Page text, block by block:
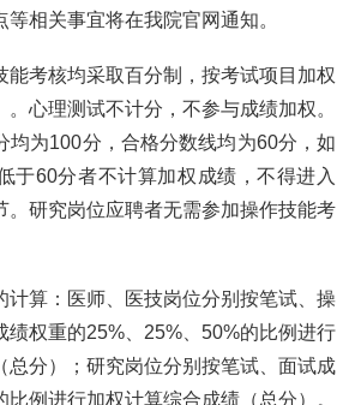
相关事宜将在我院官网通知。
能考核均采取百分制，按考试项目加权
心理测试不计分，不参与成绩加权。
均为100分，合格分数线均为60分，如
于60分者不计算加权成绩，不得进入
。研究岗位应聘者无需参加操作技能考
计算：医师、医技岗位分别按笔试、操
绩权重的25%、25%、50%的比例进行
总分）；研究岗位分别按笔试、面试成
例进行加权计算综合成绩（总分）。